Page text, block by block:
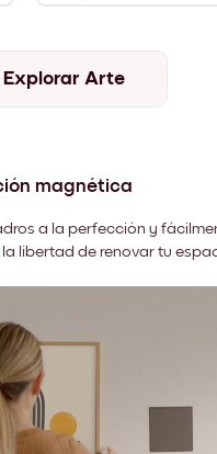
Explorar Arte
magnética
a la perfección y
libertad de renovar tu